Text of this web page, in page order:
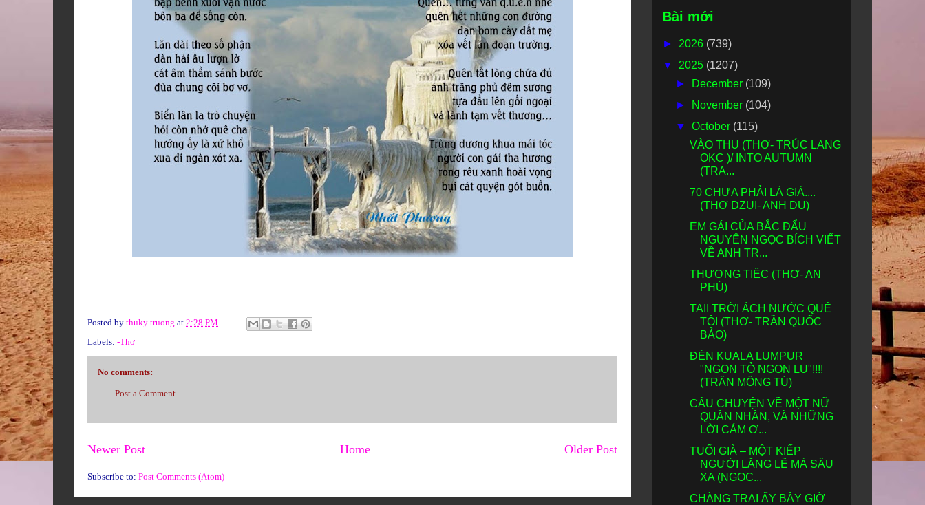
Posted by thuky truong at 2:28 PM
Labels: -Thơ
No comments:
Post a Comment
Newer Post Older Post
Home
Subscribe to: Post Comments (Atom)
Bài mới
► 2026 (739)
▼ 2025 (1207)
►
December (109)
►
November (104)
▼October (115)
VÀO THU (THƠ- TRÚC LANG
OKC )/ INTO AUTUMN
(TRA...
70 CHƯA PHẢI LÀ GIÀ....
(THƠ DZUI- ANH DU)
EM GÁI CỦA BẮC ĐẨU
NGUYỂN NGỌC BÍCH VIẾT
VỀ ANH TR...
THƯƠNG TIẾC (THƠ- AN
PHÚ)
TAII TRỜI ÁCH NƯỚC QUÊ
TÔI (THƠ- TRẦN QUỐC
BẢO)
ĐÈN KUALA LUMPUR
"NGỌN TỎ NGỌN LU"!!!!
(TRẦN MỘNG TÚ)
CÂU CHUYỆN VỀ MỘT NỮ
QUÂN NHÂN, VÀ NHỮNG
LỜI CÁM Ơ...
TUỔI GIÀ – MỘT KIẾP
NGƯỜI LẶNG LẼ MÀ SÂU
XA (NGỌC...
CHÀNG TRAI ẤY BÂY GIỜ